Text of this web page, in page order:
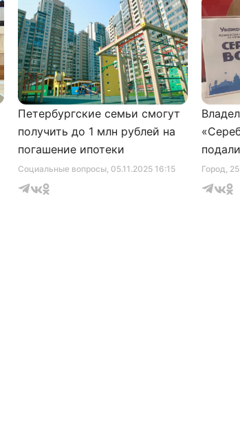
Социальные вопросы, 05.11.2025 16:15
Петербургские семьи смогут
получить до 1 млн рублей на
погашение ипотеки
Город,
музеев